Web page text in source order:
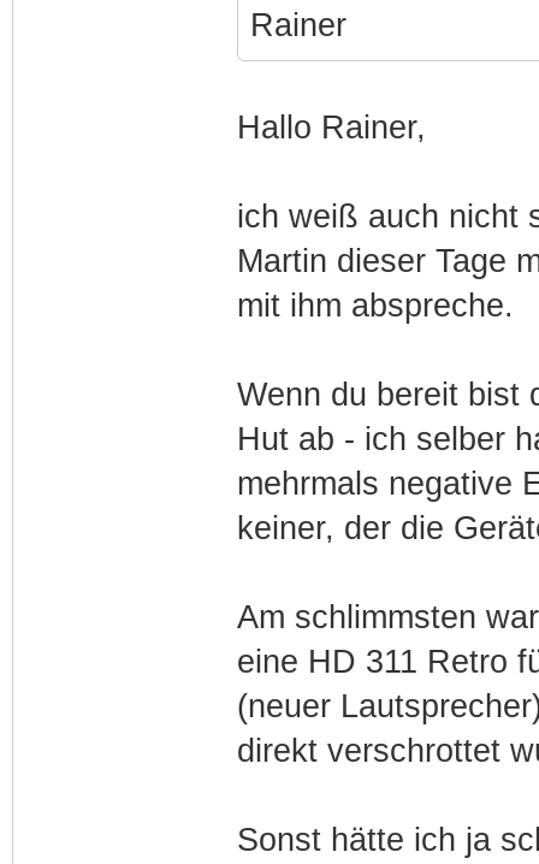
Rainer
Hallo Rainer,
ich weiß auch nicht
Martin dieser Tage
mit ihm abspreche.
Wenn du bereit bist
Hut ab - ich selber
mehrmals negative
keiner, der die
Am schlimmsten
eine HD 311 Retro
(neuer
direkt verschrottet
Sonst hätte ich ja